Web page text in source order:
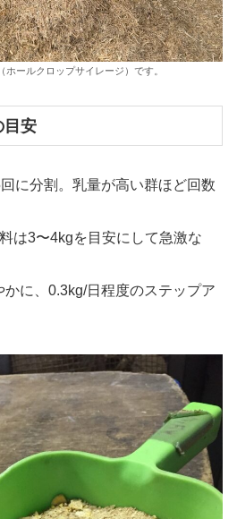
ールクロップサイレージ）です。
目安
に分割。乳量が高い群ほど回数
は3〜4kgを目安にして急激な
に、0.3kg/日程度のステップア